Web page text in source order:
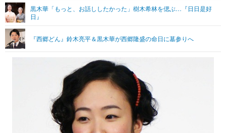
ショッピング その他
プッシュ通知の停止方法
黒木華「もっと、お話ししたかった」樹木希林を偲ぶ…『日日是好
日』
『西郷どん』鈴木亮平＆黒木華が西郷隆盛の命日に墓参りへ